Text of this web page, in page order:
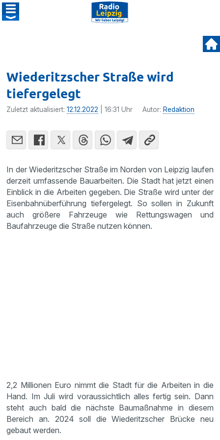
Wiederitzscher Straße wird
tiefergelegt
Zuletzt aktualisiert:12.12.2022 | 16:31 Uhr Autor: Redaktion
In der Wiederitzscher Straße im Norden von Leipzig laufen
derzeit umfassende Bauarbeiten. Die Stadt hat jetzt einen
Einblick in die Arbeiten gegeben. Die Straße wird unter der
Eisenbahnüberführung tiefergelegt. So sollen in Zukunft
auch größere Fahrzeuge wie Rettungswagen und
Baufahrzeuge die Straße nutzen können.
2,2 Millionen Euro nimmt die Stadt für die Arbeiten in die
Hand. Im Juli wird voraussichtlich alles fertig sein. Dann
steht auch bald die nächste Baumaßnahme in diesem
Bereich an. 2024 soll die Wiederitzscher Brücke neu
gebaut werden.